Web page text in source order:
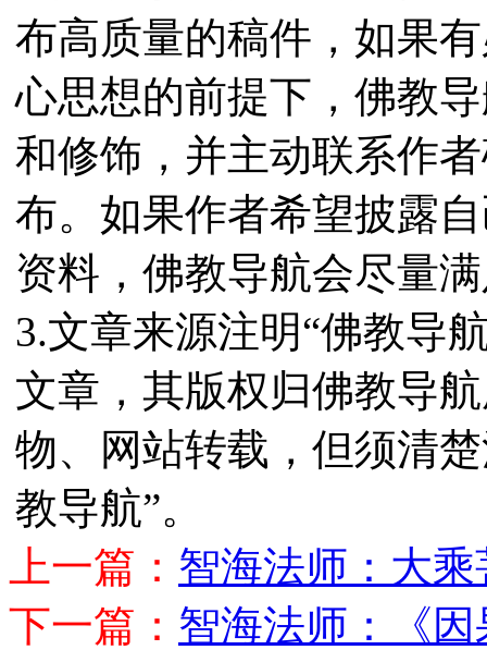
布高质量的稿件，如果
心思想的前提下，佛教
和修饰，并主动联系作
布。如果作者希望披露
资料，佛教导航会尽量
3.文章来源注明“佛教导
文章，其版权归佛教导
物、网站转载，但须清
教导航”。
上一篇： 智海法师：大
下一篇： 智海法师：《